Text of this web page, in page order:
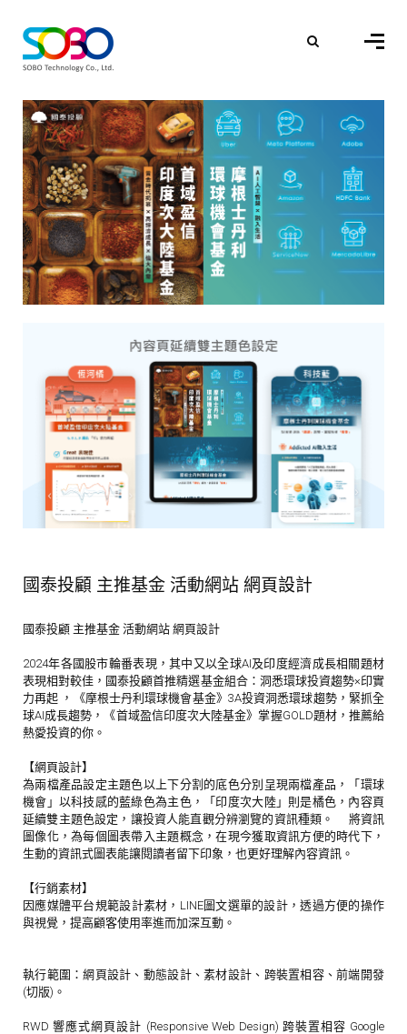
國泰投顧 主推基金 活動網站 網頁設計
國泰投顧 主推基金 活動網站 網頁設計
2024年各國股市輪番表現，其中又以全球AI及印度經濟成長相關題材
表現相對較佳，國泰投顧首推精選基金組合：洞悉環球投資趨勢×印實
力再起 ，《摩根士丹利環球機會基金》3A投資洞悉環球趨勢，緊抓全
球AI成長趨勢，《首域盈信印度次大陸基金》掌握GOLD題材，推薦給
熱愛投資的你。
【網頁設計】
為兩檔產品設定主題色以上下分割的底色分別呈現兩檔產品，「環球
機會」以科技感的藍綠色為主色，「印度次大陸」則是橘色，內容頁
延續雙主題色設定，讓投資人能直觀分辨瀏覽的資訊種類。 將資訊
圖像化，為每個圖表帶入主題概念，在現今獲取資訊方便的時代下，
生動的資訊式圖表能讓閱讀者留下印象，也更好理解內容資訊。
【行銷素材】
因應媒體平台規範設計素材，LINE圖文選單的設計，透過方便的操作
與視覺，提高顧客使用率進而加深互動。
執行範圍：網頁設計、動態設計、素材設計、跨裝置相容、前端開發
(切版)。
RWD 響應式網頁設計 (Responsive Web Design) 跨裝置相容 Google